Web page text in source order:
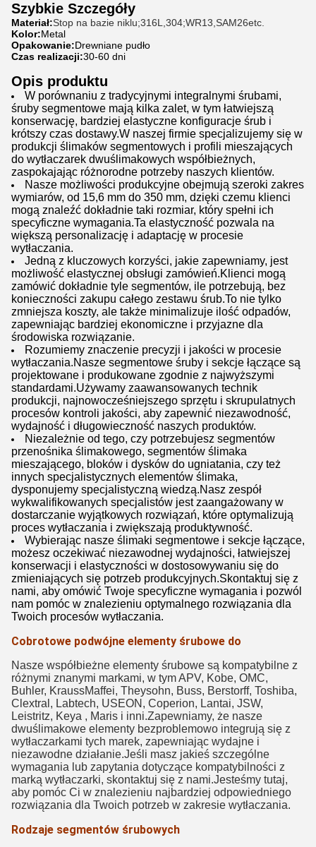
Szybkie Szczegóły
Materiał:Stop na bazie niklu;316L,304;WR13,SAM26etc.
Kolor:Metal
Opakowanie:Drewniane pudło
Czas realizacji:30-60 dni
Opis produktu
W porównaniu z tradycyjnymi integralnymi śrubami,
śruby segmentowe mają kilka zalet, w tym łatwiejszą
konserwację, bardziej elastyczne konfiguracje śrub i
krótszy czas dostawy.W naszej firmie specjalizujemy się w
produkcji ślimaków segmentowych i profili mieszających
do wytłaczarek dwuślimakowych współbieżnych,
zaspokajając różnorodne potrzeby naszych klientów.
Nasze możliwości produkcyjne obejmują szeroki zakres
wymiarów, od 15,6 mm do 350 mm, dzięki czemu klienci
mogą znaleźć dokładnie taki rozmiar, który spełni ich
specyficzne wymagania.Ta elastyczność pozwala na
większą personalizację i adaptację w procesie
wytłaczania.
Jedną z kluczowych korzyści, jakie zapewniamy, jest
możliwość elastycznej obsługi zamówień.Klienci mogą
zamówić dokładnie tyle segmentów, ile potrzebują, bez
konieczności zakupu całego zestawu śrub.To nie tylko
zmniejsza koszty, ale także minimalizuje ilość odpadów,
zapewniając bardziej ekonomiczne i przyjazne dla
środowiska rozwiązanie.
Rozumiemy znaczenie precyzji i jakości w procesie
wytłaczania.Nasze segmentowe śruby i sekcje łączące są
projektowane i produkowane zgodnie z najwyższymi
standardami.Używamy zaawansowanych technik
produkcji, najnowocześniejszego sprzętu i skrupulatnych
procesów kontroli jakości, aby zapewnić niezawodność,
wydajność i długowieczność naszych produktów.
Niezależnie od tego, czy potrzebujesz segmentów
przenośnika ślimakowego, segmentów ślimaka
mieszającego, bloków i dysków do ugniatania, czy też
innych specjalistycznych elementów ślimaka,
dysponujemy specjalistyczną wiedzą.Nasz zespół
wykwalifikowanych specjalistów jest zaangażowany w
dostarczanie wyjątkowych rozwiązań, które optymalizują
proces wytłaczania i zwiększają produktywność.
Wybierając nasze ślimaki segmentowe i sekcje łączące,
możesz oczekiwać niezawodnej wydajności, łatwiejszej
konserwacji i elastyczności w dostosowywaniu się do
zmieniających się potrzeb produkcyjnych.Skontaktuj się z
nami, aby omówić Twoje specyficzne wymagania i pozwól
nam pomóc w znalezieniu optymalnego rozwiązania dla
Twoich procesów wytłaczania.
Cobrotowe podwójne elementy śrubowe do
Nasze współbieżne elementy śrubowe są kompatybilne z
różnymi znanymi markami, w tym APV, Kobe, OMC,
Buhler, KraussMaffei, Theysohn, Buss, Berstorff, Toshiba,
Clextral, Labtech, USEON, Coperion, Lantai, JSW,
Leistritz, Keya , Maris i inni.Zapewniamy, że nasze
dwuślimakowe elementy bezproblemowo integrują się z
wytłaczarkami tych marek, zapewniając wydajne i
niezawodne działanie.Jeśli masz jakieś szczególne
wymagania lub zapytania dotyczące kompatybilności z
marką wytłaczarki, skontaktuj się z nami.Jesteśmy tutaj,
aby pomóc Ci w znalezieniu najbardziej odpowiedniego
rozwiązania dla Twoich potrzeb w zakresie wytłaczania.
Rodzaje segmentów śrubowych